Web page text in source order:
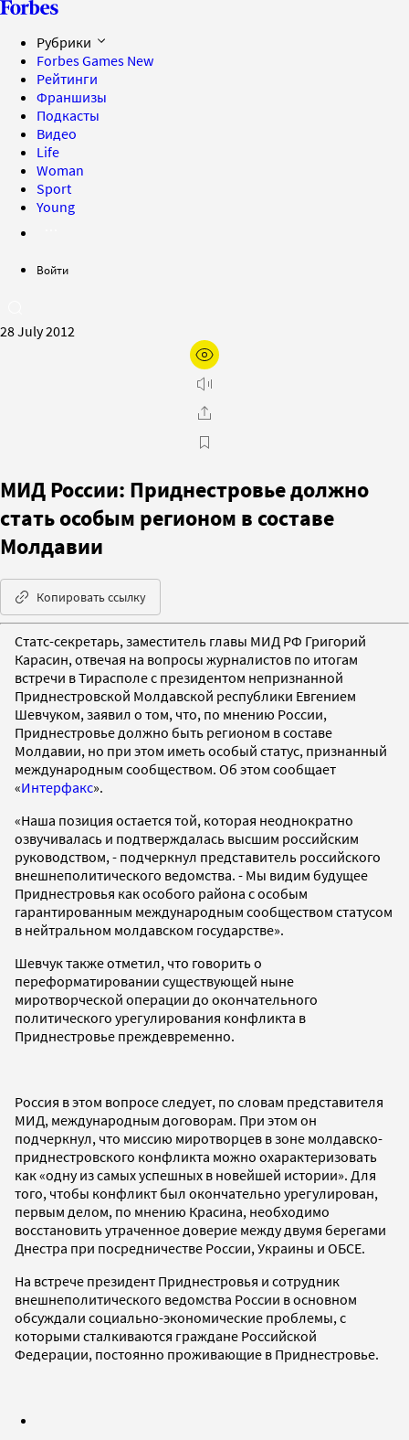
Рубрики
Forbes Games New
Рейтинги
Франшизы
Подкасты
Видео
Life
Woman
Sport
Young
Войти
28 July 2012
МИД России: Приднестровье должно
стать особым регионом в составе
Молдавии
Копировать ссылку
Статс-секретарь, заместитель главы МИД РФ Григорий
Карасин, отвечая на вопросы журналистов по итогам
встречи в Тирасполе с президентом непризнанной
Приднестровской Молдавской республики Евгением
Шевчуком, заявил о том, что, по мнению России,
Приднестровье должно быть регионом в составе
Молдавии, но при этом иметь особый статус, признанный
международным сообществом. Об этом сообщает
«Интерфакс».
«Наша позиция остается той, которая неоднократно
озвучивалась и подтверждалась высшим российским
руководством, - подчеркнул представитель российского
внешнеполитического ведомства. - Мы видим будущее
Приднестровья как особого района с особым
гарантированным международным сообществом статусом
в нейтральном молдавском государстве».
Шевчук также отметил, что говорить о
переформатировании существующей ныне
миротворческой операции до окончательного
политического урегулирования конфликта в
Приднестровье преждевременно.
Россия в этом вопросе следует, по словам представителя
МИД, международным договорам. При этом он
подчеркнул, что миссию миротворцев в зоне молдавско-
приднестровского конфликта можно охарактеризовать
как «одну из самых успешных в новейшей истории». Для
того, чтобы конфликт был окончательно урегулирован,
первым делом, по мнению Красина, необходимо
восстановить утраченное доверие между двумя берегами
Днестра при посредничестве России, Украины и ОБСЕ.
На встрече президент Приднестровья и сотрудник
внешнеполитического ведомства России в основном
обсуждали социально-экономические проблемы, с
которыми сталкиваются граждане Российской
Федерации, постоянно проживающие в Приднестровье.